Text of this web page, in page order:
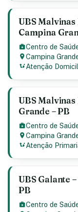
UBS
Campina
Centro de
Campina
Atenção
UBS
Grande – PB
Centro de
Campina
Atenção
UBS Galante
PB
Centro de